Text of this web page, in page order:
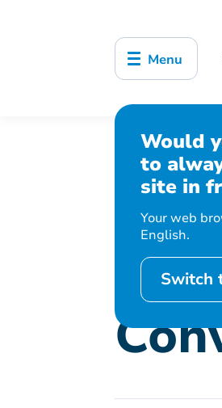
Menu
Would
to
site in
Your web
English.
Switch
Accueil
Conversation